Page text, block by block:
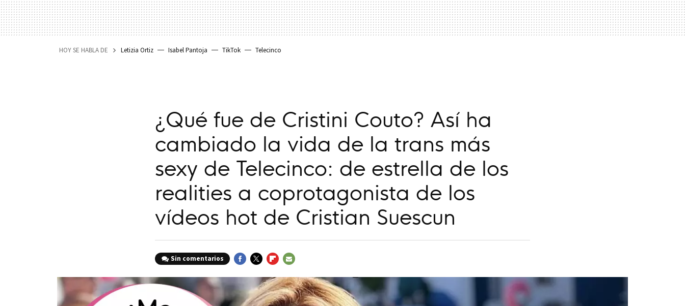
HOY SE HABLA DE Letizia Ortiz Isabel Pantoja TikTok Telecinco
¿Qué fue de Cristini Couto? Así ha
cambiado la vida de la trans más
sexy de Telecinco: de estrella de los
realities a coprotagonista de los
vídeos hot de Cristian Suescun
Sin comentarios
MAIL